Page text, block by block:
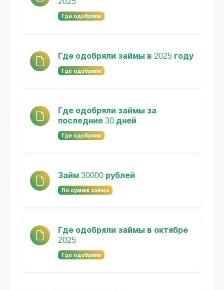
Где одобряли
Где одобряли займы в 2025 году
Где одобряли
Где одобряли займы за
последние 30 дней
Где одобряли
Займ 30000 рублей
По сумме займа
Где одобряли займы в октябре
2025
Где одобряли